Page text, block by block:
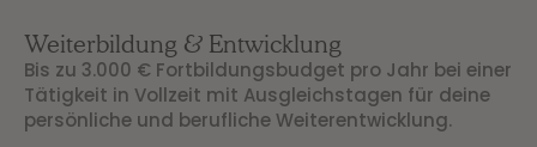
Weiterbildung & Entwicklung
Bis zu 3.000 € Fortbildungsbudget pro Jahr bei einer
Tätigkeit in Vollzeit mit Ausgleichstagen für deine
persönliche und berufliche Weiterentwicklung.